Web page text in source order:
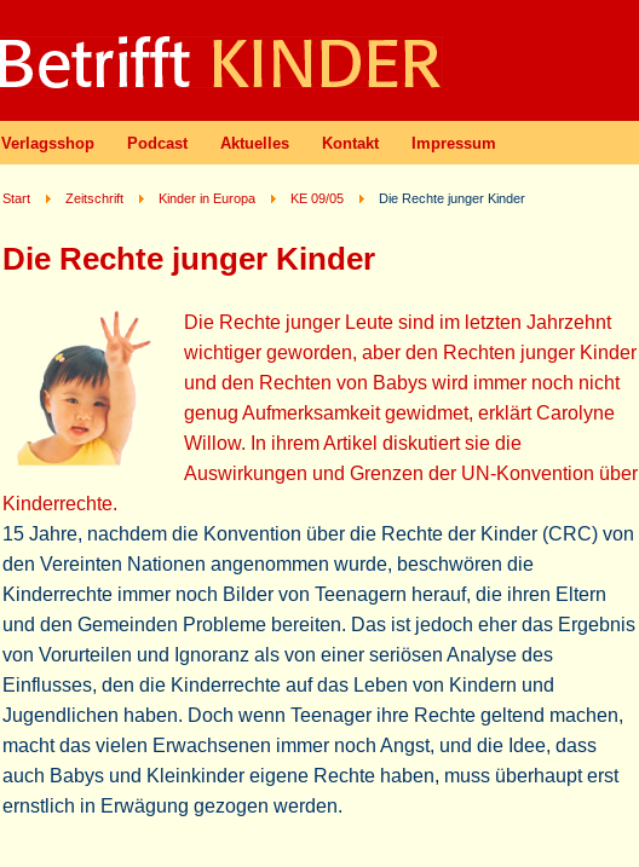
Verlagsshop Podcast Aktuelles Kontakt Impressum
Start Zeitschrift Kinder in Europa KE 09/05 Die Rechte junger Kinder
Die Rechte junger Kinder
Die Rechte junger Leute sind im letzten Jahrzehnt
wichtiger geworden, aber den Rechten junger Kinder
und den Rechten von Babys wird immer noch nicht
genug Aufmerksamkeit gewidmet, erklärt Carolyne
Willow. In ihrem Artikel diskutiert sie die
Auswirkungen und Grenzen der UN-Konvention über
Kinderrechte.
15 Jahre, nachdem die Konvention über die Rechte der Kinder (CRC) von
den Vereinten Nationen angenommen wurde, beschwören die
Kinderrechte immer noch Bilder von Teenagern herauf, die ihren Eltern
und den Gemeinden Probleme bereiten. Das ist jedoch eher das Ergebnis
von Vorurteilen und Ignoranz als von einer seriösen Analyse des
Einflusses, den die Kinderrechte auf das Leben von Kindern und
Jugendlichen haben. Doch wenn Teenager ihre Rechte geltend machen,
macht das vielen Erwachsenen immer noch Angst, und die Idee, dass
auch Babys und Kleinkinder eigene Rechte haben, muss überhaupt erst
ernstlich in Erwägung gezogen werden.